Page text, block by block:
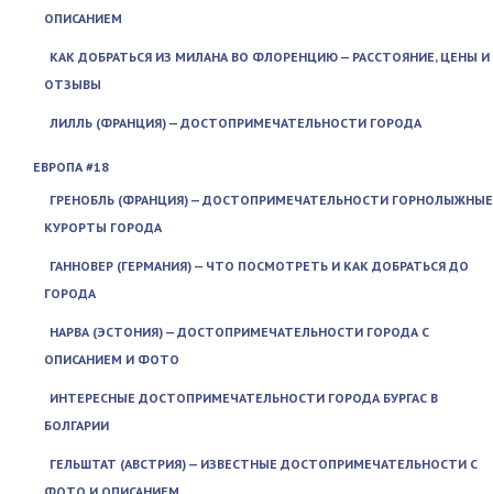
ОПИСАНИЕМ
КАК ДОБРАТЬСЯ ИЗ МИЛАНА ВО ФЛОРЕНЦИЮ — РАССТОЯНИЕ, ЦЕНЫ И
ОТЗЫВЫ
ЛИЛЛЬ (ФРАНЦИЯ) — ДОСТОПРИМЕЧАТЕЛЬНОСТИ ГОРОДА
ЕВРОПА #18
ГРЕНОБЛЬ (ФРАНЦИЯ) — ДОСТОПРИМЕЧАТЕЛЬНОСТИ ГОРНОЛЫЖНЫЕ
КУРОРТЫ ГОРОДА
ГАННОВЕР (ГЕРМАНИЯ) — ЧТО ПОСМОТРЕТЬ И КАК ДОБРАТЬСЯ ДО
ГОРОДА
НАРВА (ЭСТОНИЯ) — ДОСТОПРИМЕЧАТЕЛЬНОСТИ ГОРОДА С
ОПИСАНИЕМ И ФОТО
ИНТЕРЕСНЫЕ ДОСТОПРИМЕЧАТЕЛЬНОСТИ ГОРОДА БУРГАС В
БОЛГАРИИ
ГЕЛЬШТАТ (АВСТРИЯ) — ИЗВЕСТНЫЕ ДОСТОПРИМЕЧАТЕЛЬНОСТИ С